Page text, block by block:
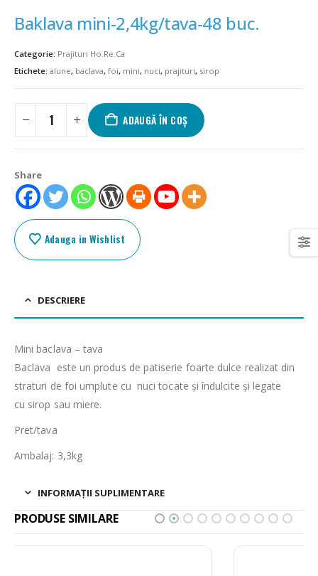
Baklava mini-2,4kg/tava-48 buc.
Categorie: Prajituri Ho.Re.Ca
Etichete: alune, baclava, foi, mini, nuci, prajituri, sirop
ADAUGĂ ÎN COȘ
Share
Adauga in Wishlist
DESCRIERE
Mini baclava – tava
Baclava este un produs de patiserie foarte dulce realizat din
straturi de foi umplute cu nuci tocate și îndulcite și legate
cu sirop sau miere.
Pret/tava
Ambalaj: 3,3kg
INFORMAȚII SUPLIMENTARE
PRODUSE SIMILARE